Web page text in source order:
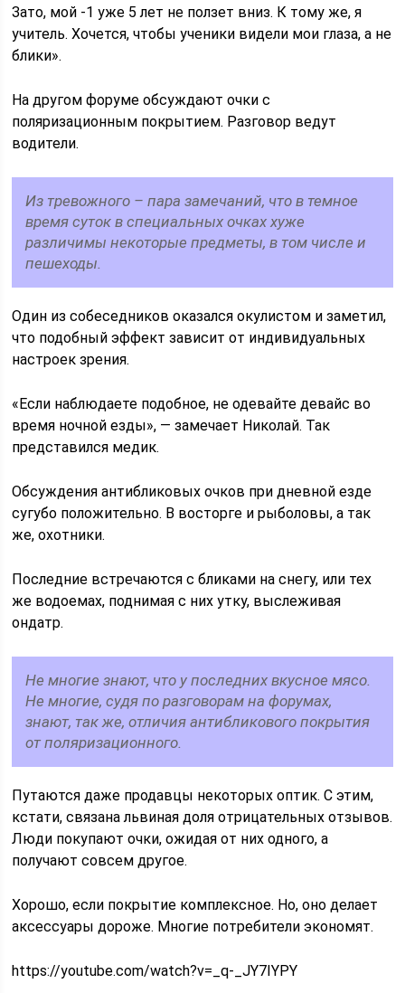
Зато, мой -1 уже 5 лет не ползет вниз. К тому же, я
учитель. Хочется, чтобы ученики видели мои глаза, а не
блики».
На другом форуме обсуждают очки с
поляризационным покрытием. Разговор ведут
водители.
Из тревожного – пара замечаний, что в темное
время суток в специальных очках хуже
различимы некоторые предметы, в том числе и
пешеходы.
Один из собеседников оказался окулистом и заметил,
что подобный эффект зависит от индивидуальных
настроек зрения.
«Если наблюдаете подобное, не одевайте девайс во
время ночной езды», — замечает Николай. Так
представился медик.
Обсуждения антибликовых очков при дневной езде
сугубо положительно. В восторге и рыболовы, а так
же, охотники.
Последние встречаются с бликами на снегу, или тех
же водоемах, поднимая с них утку, выслеживая
ондатр.
Не многие знают, что у последних вкусное мясо.
Не многие, судя по разговорам на форумах,
знают, так же, отличия антибликового покрытия
от поляризационного.
Путаются даже продавцы некоторых оптик. С этим,
кстати, связана львиная доля отрицательных отзывов.
Люди покупают очки, ожидая от них одного, а
получают совсем другое.
Хорошо, если покрытие комплексное. Но, оно делает
аксессуары дороже. Многие потребители экономят.
https://youtube.com/watch?v=_q-_JY7IYPY